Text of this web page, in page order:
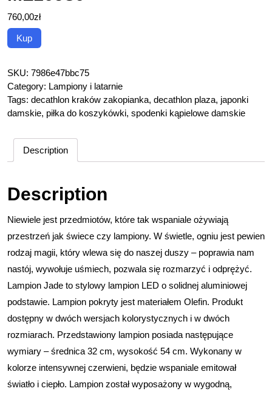
760,00zł
Kup
SKU: 7986e47bbc75
Category: Lampiony i latarnie
Tags: decathlon kraków zakopianka, decathlon plaza, japonki
damskie, piłka do koszykówki, spodenki kąpielowe damskie
Description
Description
Niewiele jest przedmiotów, które tak wspaniale ożywiają
przestrzeń jak świece czy lampiony. W świetle, ogniu jest pewien
rodzaj magii, który wlewa się do naszej duszy – poprawia nam
nastój, wywołuje uśmiech, pozwala się rozmarzyć i odprężyć.
Lampion Jade to stylowy lampion LED o solidnej aluminiowej
podstawie. Lampion pokryty jest materiałem Olefin. Produkt
dostępny w dwóch wersjach kolorystycznych i w dwóch
rozmiarach. Przedstawiony lampion posiada następujące
wymiary – średnica 32 cm, wysokość 54 cm. Wykonany w
kolorze intensywnej czerwieni, będzie wspaniale emitował
światło i ciepło. Lampion został wyposażony w wygodną,